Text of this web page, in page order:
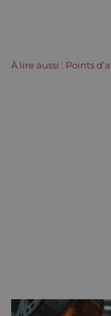
À lire aussi : Points